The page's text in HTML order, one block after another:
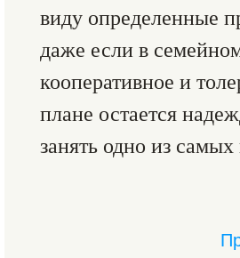
виду определенные
даже если в
кооперативное и
плане остается
занять одно из